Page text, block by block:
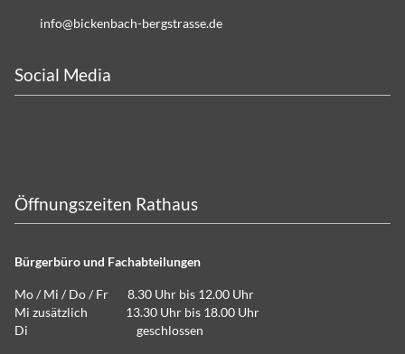
info@bickenbach-bergstrasse.de
Social Media
Öffnungszeiten Rathaus
Bürgerbüro und Fachabteilungen
Mo / Mi / Do / Fr 8.30 Uhr bis 12.00 Uhr
Mi zusätzlich 13.30 Uhr bis 18.00 Uhr
Di geschlossen